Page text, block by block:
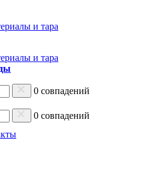
и тара
и тара
0 совпадений
0 совпадений